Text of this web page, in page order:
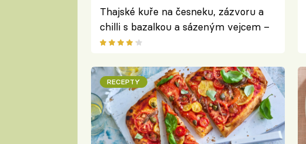
Thajské kuře na česneku, zázvoru a
chilli s bazalkou a sázeným vejcem –
asijský stir-fry
RECEPTY